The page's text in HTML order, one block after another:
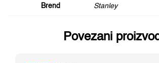
Brend Stanley
Povezani